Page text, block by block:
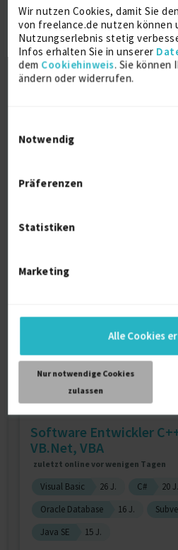
Wir nutzen Cookies, damit Sie
von freelance.de nutzen können
Nutzungserlebnis stetig
Infos erhalten Sie in unserer
dem Cookiehinweis. Sie können
ändern oder widerrufen.
Notwendig
Präferenzen
Statistiken
Marketing
Alle Cookies
Nur notwendige Cookies
zulassen
auf Anfrage
D-97078 Würzburg
Projektmanagement (IT)
auf Anfrage
Software Entwickler
VB.Net, VBA
zuletzt online vor wenigen Tagen
Visual Basic 26 J. C# 20 J.
Oracle Database
16 J.
Java SE
15 J.